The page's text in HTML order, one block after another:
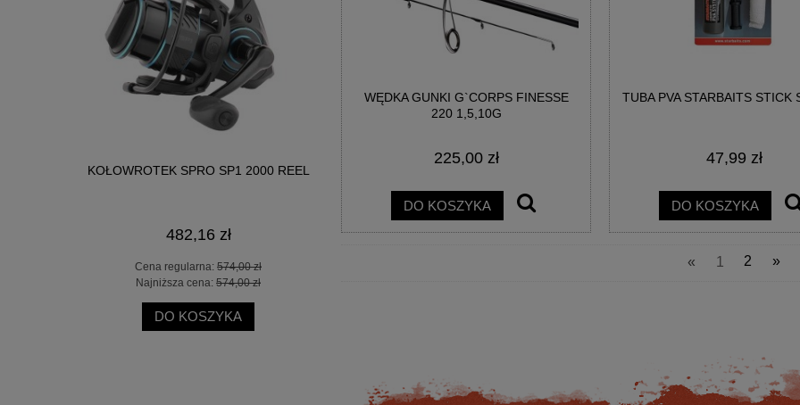
KOŁOWROTEK SPRO SP1 2000 REEL
482,16 zł
Cena regularna: 574,00 zł
Najniższa cena: 574,00 zł
DO KOSZYKA
KOŁOWROTEK SPRO CRX 3000 REEL
307,44 zł
KOŁOWROTEK SPRO CRX 4000
315,00 zł
Cena regularna: 375,00 zł
WĘDKA GUNKI G`CORPS FINESSE
220 1,5,10G
225,00 zł
DO KOSZYKA
TUBA PVA STARBAITS STICK
47,99 zł
DO KOSZYKA
« 1 2 »